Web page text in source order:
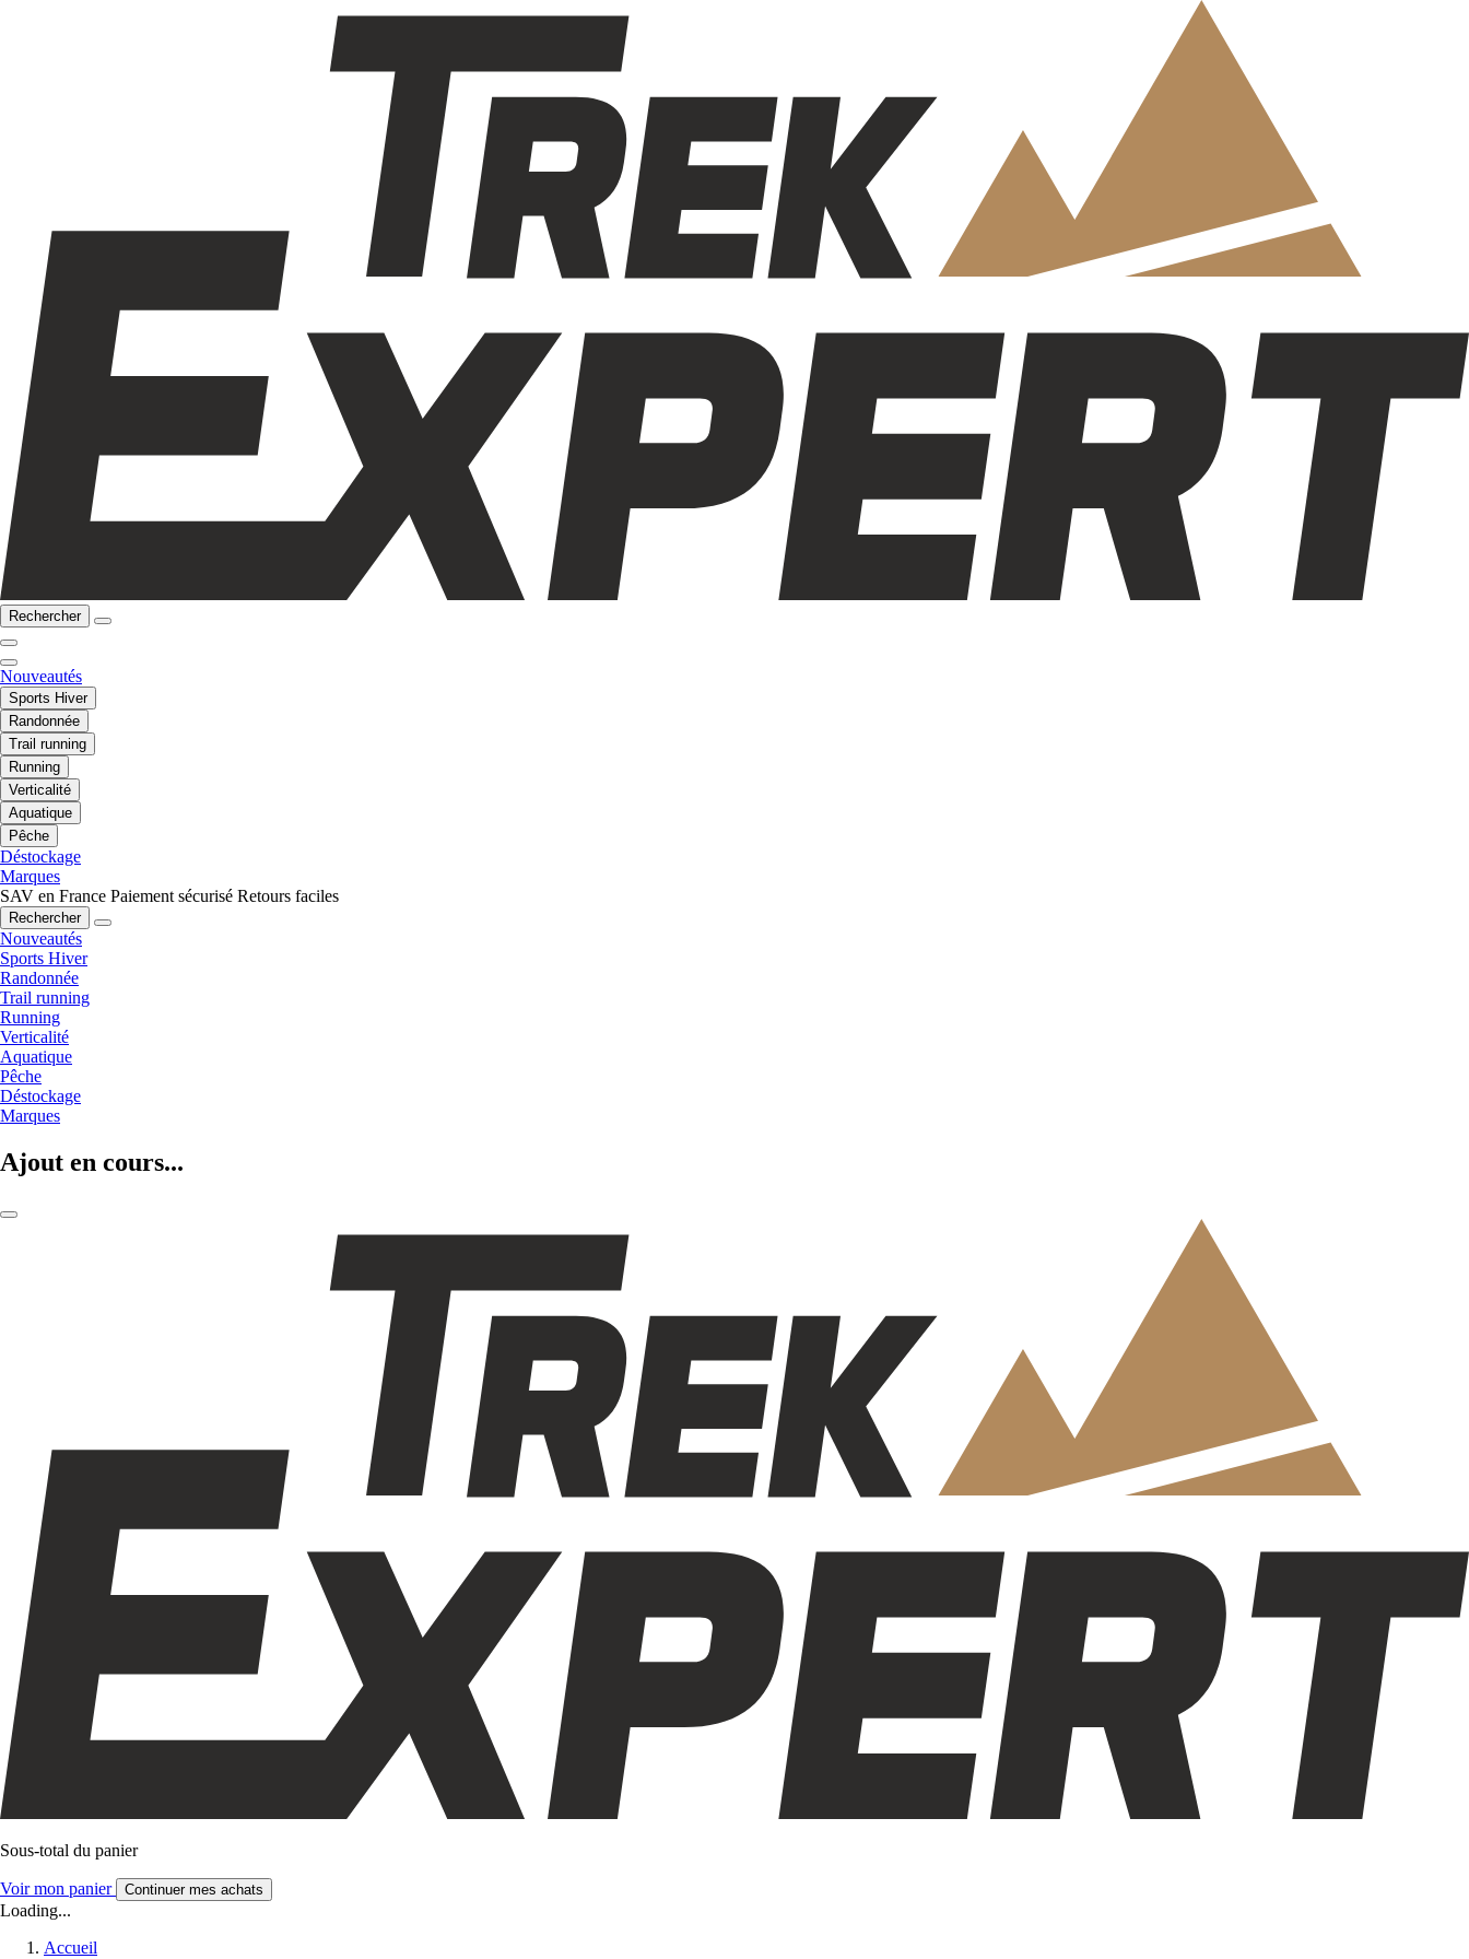
Rechercher
Nouveautés
Sports Hiver
Randonnée
Trail running
Running
Verticalité
Aquatique
Pêche
Déstockage
Marques
SAV en France Paiement sécurisé Retours faciles
Rechercher
Nouveautés
Sports Hiver
Randonnée
Trail running
Running
Verticalité
Aquatique
Pêche
Déstockage
Marques
Ajout en cours...
Sous-total du panier
Voir mon panier Continuer mes achats
Loading...
Accueil